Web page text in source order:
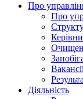
Про
Про
Діяльність